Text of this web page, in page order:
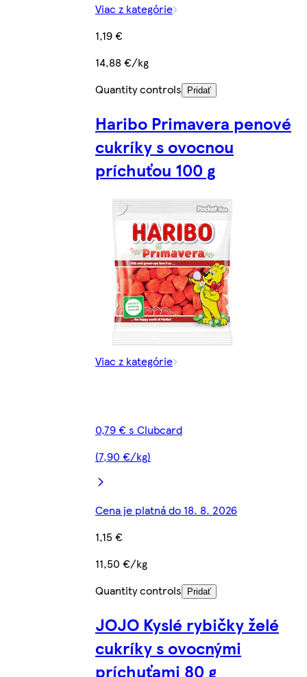
Viac z kategórie
1,19 €
14,88 €/kg
Quantity controls
Pridať
Haribo Primavera penové
cukríky s ovocnou
príchuťou 100 g
Viac z kategórie
0,79 € s Clubcard
(7,90 €/kg)
Cena je platná do 18. 8. 2026
1,15 €
11,50 €/kg
Quantity controls
Pridať
JOJO Kyslé rybičky želé
cukríky s ovocnými
príchuťami 80 g